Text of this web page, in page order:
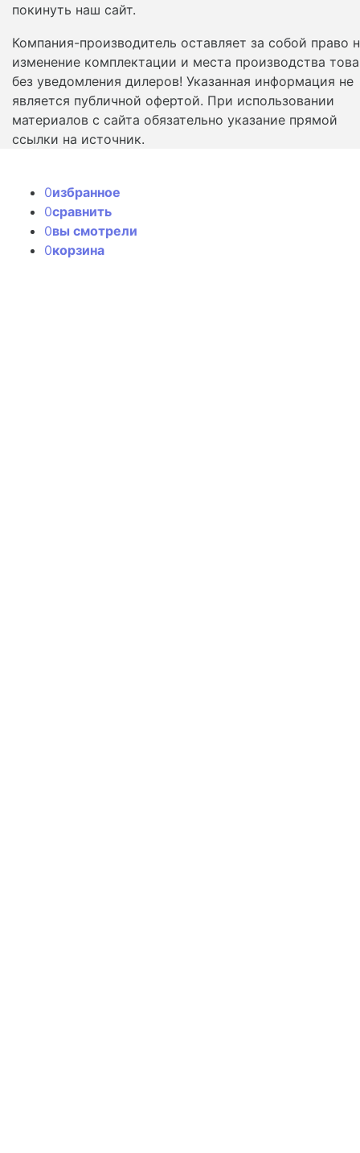
покинуть наш сайт.
Компания-производитель оставляет за собой право
изменение комплектации и места производства
без уведомления дилеров! Указанная информация не
является публичной офертой. При использовании
материалов с сайта обязательно указание прямой
ссылки на источник.
0избранное
0сравнить
0вы смотрели
0корзина